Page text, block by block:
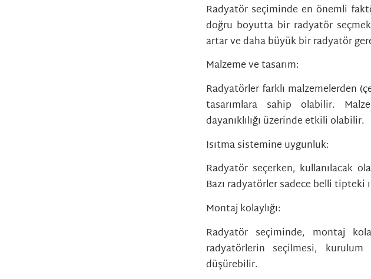
Radyatör seçiminde en önemli
doğru boyutta bir radyatör
artar ve daha büyük bir radyatör
Malzeme ve tasarım:
Radyatörler farklı malzemelerden
tasarımlara sahip olabilir.
dayanıklılığı üzerinde etkili olabilir.
Isıtma sistemine uygunluk:
Radyatör seçerken, kullanılacak
Bazı radyatörler sadece belli tipteki
Montaj kolaylığı:
Radyatör seçiminde, montaj
radyatörlerin seçilmesi,
düşürebilir.